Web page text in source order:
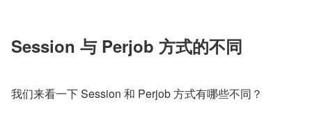
Session 与 Perjob 方式的不同
我们来看一下 Session 和 Perjob 方式有哪些不同？